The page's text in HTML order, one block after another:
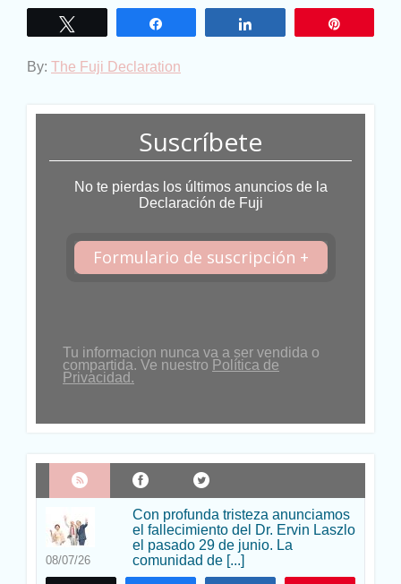
By: The Fuji Declaration
Suscríbete
No te pierdas los últimos anuncios de la
Declaración de Fuji
Formulario de suscripción +
Tu informacion nunca va a ser vendida o
compartida. Ve nuestro Política de
Privacidad.
08/07/26
Con profunda tristeza anunciamos
el fallecimiento del Dr. Ervin Laszlo
el pasado 29 de junio. La
comunidad de [...]